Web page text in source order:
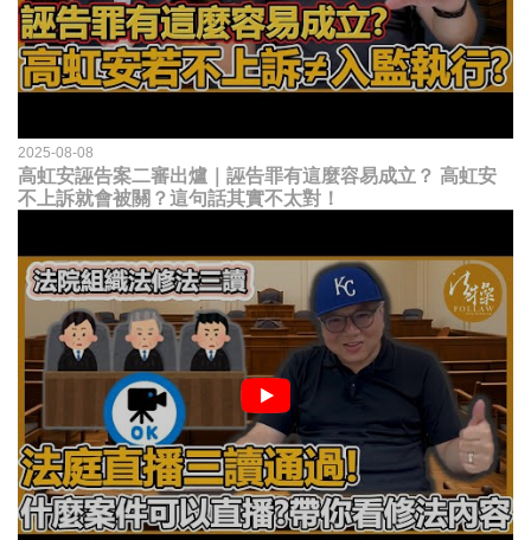
2025-08-08
高虹安誣告案二審出爐｜誣告罪有這麼容易成立？ 高虹安
不上訴就會被關？這句話其實不太對！